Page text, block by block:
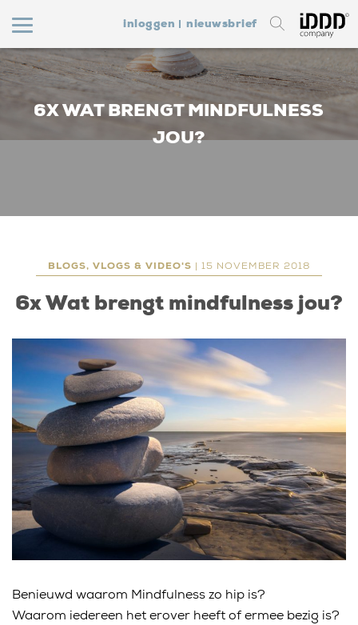
inloggen nieuwsbrief
6X WAT BRENGT MINDFULNESS
JOU?
BLOGS, VLOGS & VIDEO'S | 15 NOVEMBER 2018
6x Wat brengt mindfulness jou?
Benieuwd waarom Mindfulness zo hip is?
Waarom iedereen het erover heeft of ermee bezig is?